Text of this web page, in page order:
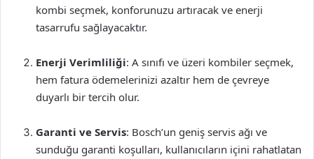
kombi seçmek, konforunuzu artıracak ve enerji
tasarrufu sağlayacaktır.
Enerji Verimliliği: A sınıfı ve üzeri kombiler seçmek,
hem fatura ödemelerinizi azaltır hem de çevreye
duyarlı bir tercih olur.
Garanti ve Servis: Bosch’un geniş servis ağı ve
sunduğu garanti koşulları, kullanıcıların içini rahatlatan